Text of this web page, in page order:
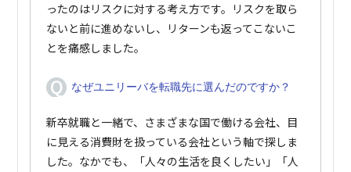
ったのはリスクに対する考え方です。リスクを取ら
ないと前に進めないし、リターンも返ってこないこ
とを痛感しました。
なぜユニリーバを転職先に選んだのですか？
新卒就職と一緒で、さまざまな国で働ける会社、目
に見える消費財を扱っている会社という軸で探しま
した。なかでも、「人々の生活を良くしたい」「人